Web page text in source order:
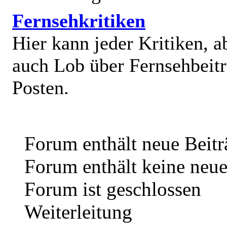
Fernsehkritiken
Hier kann jeder Kritiken,
auch Lob über
Posten.
Forum enthält neue
Forum enthält keine
Forum ist geschlossen
Weiterleitung